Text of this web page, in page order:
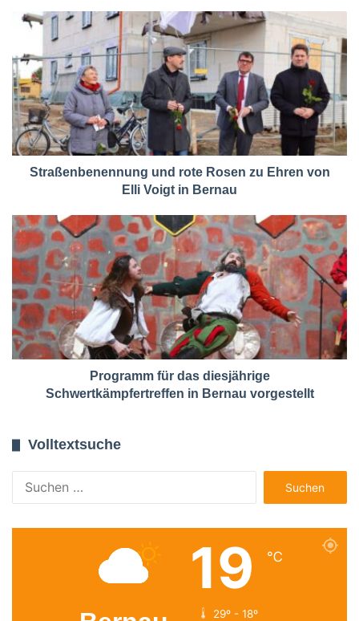
Straßenbenennung und rote Rosen zu Ehren von
Elli Voigt in Bernau
Programm für das diesjährige
Schwertkämpfertreffen in Bernau vorgestellt
Volltextsuche
nach:
19 ℃
29º - 18º